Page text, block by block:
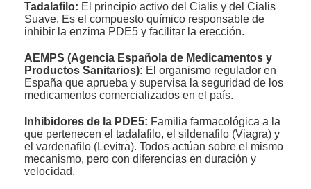
Tadalafilo: El principio activo del Cialis y del Cialis
Suave. Es el compuesto químico responsable de
inhibir la enzima PDE5 y facilitar la erección.
AEMPS (Agencia Española de Medicamentos y
Productos Sanitarios): El organismo regulador en
España que aprueba y supervisa la seguridad de los
medicamentos comercializados en el país.
Inhibidores de la PDE5: Familia farmacológica a la
que pertenecen el tadalafilo, el sildenafilo (Viagra) y
el vardenafilo (Levitra). Todos actúan sobre el mismo
mecanismo, pero con diferencias en duración y
velocidad.